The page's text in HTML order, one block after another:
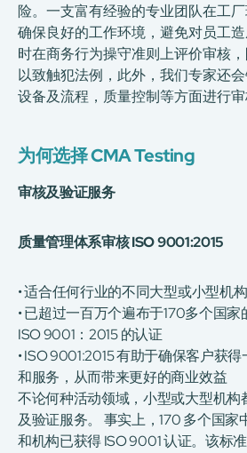
险。一支富有经验的专业团队在工
确保良好的工作环境，避免对员工
时在商务行为操守准则上评价审核
以致触犯法例，此外，我们专家还
设备及流程，质量控制等方面进行审
为何选择 CMA Testing
审核及验证服务
质量管理体系审核 ISO 9001:2015
• 适合任何行业的不同大型或小型机构
• 已超过一百万个遍布于170多个国
ISO 9001：2015 的认证
• ISO 9001:2015 有助于确保客户获
和服务，从而带来更好的商业效益
不论何种活动领域，小型或大型机
及验证服务。 事实上，170 多个国家
和机构已获得 ISO 9001 认证。该标